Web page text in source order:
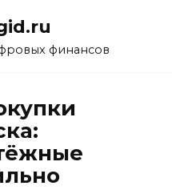
финансов